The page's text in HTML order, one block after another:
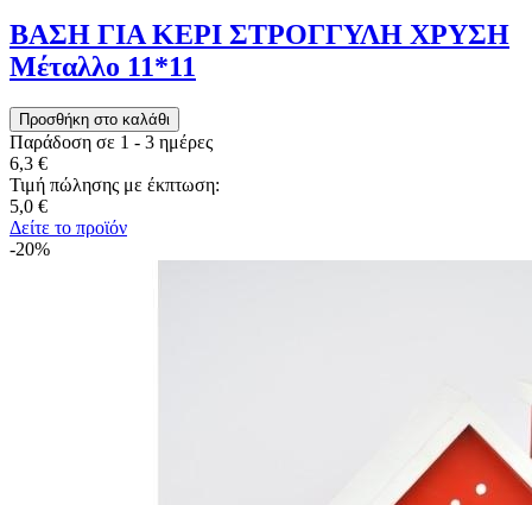
ΒΑΣΗ ΓΙΑ ΚΕΡΙ ΣΤΡΟΓΓΥΛΗ ΧΡΥΣΗ
Μέταλλο 11*11
Παράδοση σε 1 - 3 ημέρες
6,3 €
Τιμή πώλησης με έκπτωση:
5,0 €
Δείτε το προϊόν
-20%